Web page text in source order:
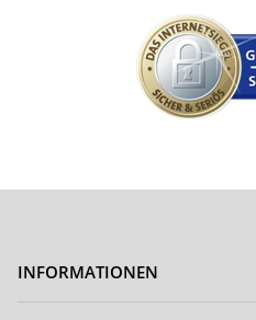
INFORMATIONEN